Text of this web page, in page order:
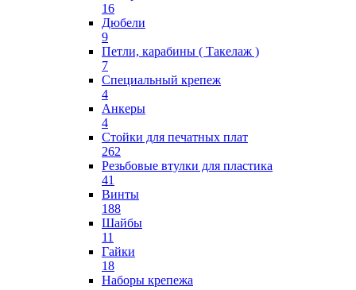
16
Дюбели
9
Петли, карабины ( Такелаж )
7
Специальный крепеж
4
Анкеры
4
Стойки для печатных плат
262
Резьбовые втулки для пластика
41
Винты
188
Шайбы
11
Гайки
18
Наборы крепежа